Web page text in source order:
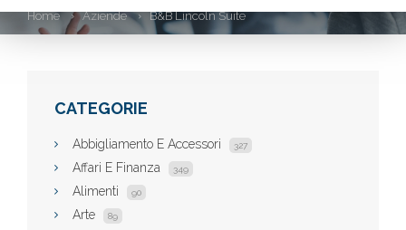
Home Aziende B&B Lincoln Suite
CATEGORIE
Abbigliamento E Accessori 327
Affari E Finanza 349
Alimenti 90
Arte 89